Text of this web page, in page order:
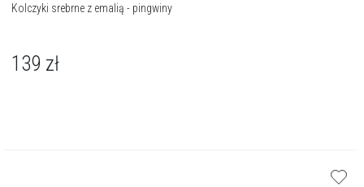
Kolczyki srebrne z emalią - pingwiny
139 zł